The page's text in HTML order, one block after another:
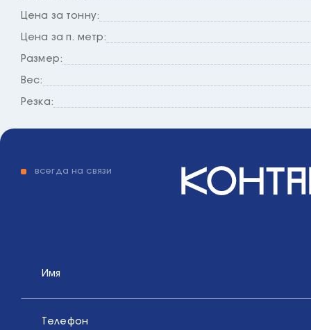
Цена за тонну:
Цена за п. метр:
Размер:
Вес:
Резка:
всегда на связи
Имя
Телефон